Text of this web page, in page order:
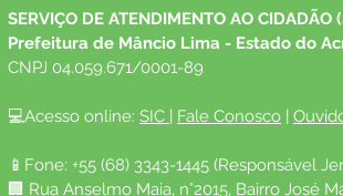
SERVIÇO DE ATENDIMENTO AO CIDADÃO
Prefeitura de Mâncio Lima - Estado do
CNPJ 04.059.671/0001-89
💻Acesso online: SIC | Fale Conosco |
📱Fone: +55 (68) 3343-1445 (Responsável
🏢 Rua Anselmo Maia, n°2015, Bairro José